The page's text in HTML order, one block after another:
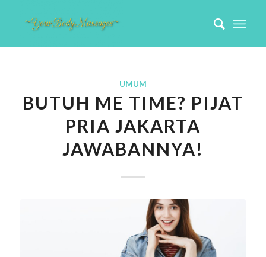
UMUM
BUTUH ME TIME? PIJAT
PRIA JAKARTA
JAWABANNYA!